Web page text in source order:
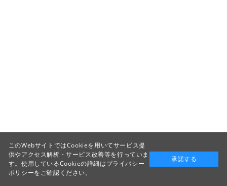
このWebサイトではCookieを用いてサービス提
供やアクセス解析・サービス改善等を行っていま
す。使用しているCookieの詳細はプライバシー
ポリシーをご確認ください。
承諾する